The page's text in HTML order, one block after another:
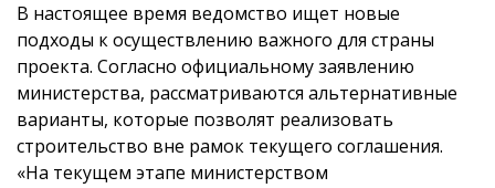
В настоящее время ведомство ищет новые
подходы к осуществлению важного для страны
проекта. Согласно официальному заявлению
министерства, рассматриваются альтернативные
варианты, которые позволят реализовать
строительство вне рамок текущего соглашения.
«На текущем этапе министерством